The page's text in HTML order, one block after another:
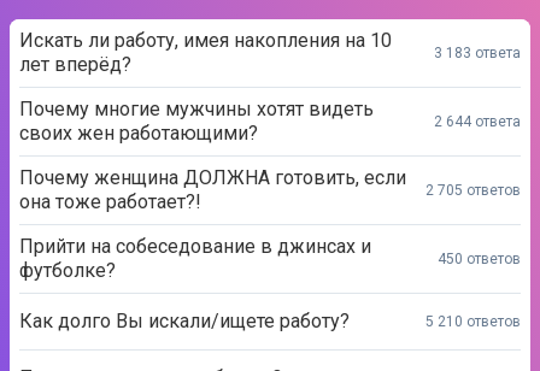
Искать ли работу, имея накопления на 10
лет вперёд?
3 183 ответа
Почему многие мужчины хотят видеть
своих жен работающими?
2 644 ответа
Почему женщина ДОЛЖНА готовить, если
она тоже работает?!
2 705 ответов
Прийти на собеседование в джинсах и
футболке?
450 ответов
Как долго Вы искали/ищете работу? 5 210 ответов